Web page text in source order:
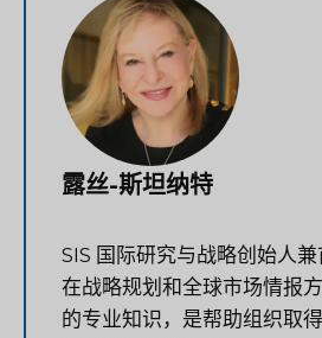
露丝-斯坦纳特
SIS 国际研究与战略创始人
在战略规划和全球市场情报
的专业知识，是帮助组织取